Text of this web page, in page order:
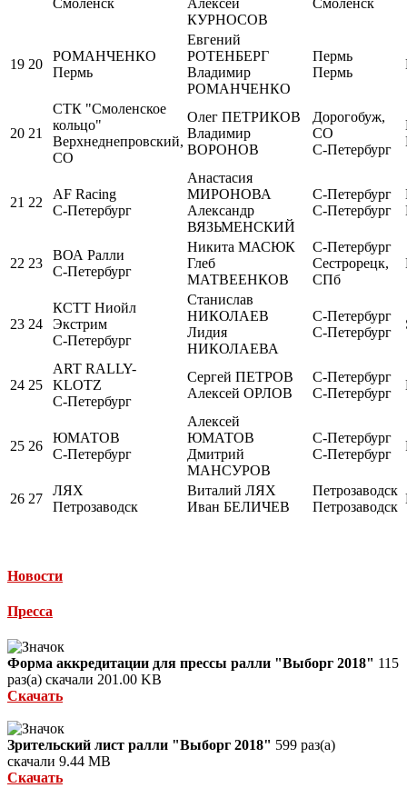
Смоленск
Алексей
КУРНОСОВ
Смоленск
19 20
РОМАНЧЕНКО
Пермь
Евгений
РОТЕНБЕРГ
Владимир
РОМАНЧЕНКО
Пермь
Пермь
20 21
СТК "Смоленское
кольцо"
Верхнеднепровский,
СО
Олег ПЕТРИКОВ
Владимир
ВОРОНОВ
Дорогобуж,
СО
С-Петербург
21 22
AF Racing
С-Петербург
Анастасия
МИРОНОВА
Александр
ВЯЗЬМЕНСКИЙ
С-Петербург
С-Петербург
22 23
ВОА Ралли
С-Петербург
Никита МАСЮК
Глеб
МАТВЕЕНКОВ
С-Петербург
Сестрорецк,
СПб
23 24
КСТТ Ниойл
Экстрим
С-Петербург
Станислав
НИКОЛАЕВ
Лидия
НИКОЛАЕВА
С-Петербург
С-Петербург
24 25
ART RALLY-
KLOTZ
С-Петербург
Сергей ПЕТРОВ
Алексей ОРЛОВ
С-Петербург
С-Петербург
25 26
ЮМАТОВ
С-Петербург
Алексей
ЮМАТОВ
Дмитрий
МАНСУРОВ
С-Петербург
С-Петербург
26 27
ЛЯХ
Петрозаводск
Виталий ЛЯХ
Иван БЕЛИЧЕВ
Петрозаводск
Петрозаводск
Новости
Пресса
Форма аккредитации для прессы ралли "Выборг 2018" 115
раз(а) скачали 201.00 KB
Скачать
Зрительский лист ралли "Выборг 2018" 599 раз(а)
скачали 9.44 MB
Скачать